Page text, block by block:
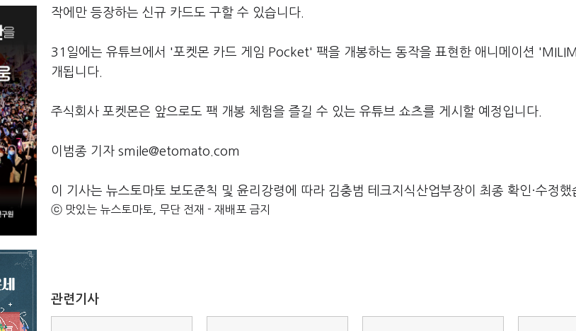
작에만 등장하는 신규 카드도 구할 수 있습니다.
31일에는 유튜브에서 '포켓몬 카드 게임 Pocket' 팩을 개봉하는 동작을 표현한 애니메이션
개됩니다.
주식회사 포켓몬은 앞으로도 팩 개봉 체험을 즐길 수 있는 유튜브 쇼츠를 게시할 예정입니다.
이범종 기자 smile@etomato.com
이 기사는 뉴스토마토 보도준칙 및 윤리강령에 따라 김충범 테크지식산업부장이 최종 확인·수정했
ⓒ 맛있는 뉴스토마토, 무단 전재 - 재배포 금지
관련기사